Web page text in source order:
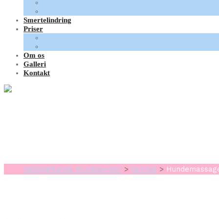
Smertelindring
Priser
Om os
Galleri
Kontakt
Vestsjællands Hundecenter > Service >